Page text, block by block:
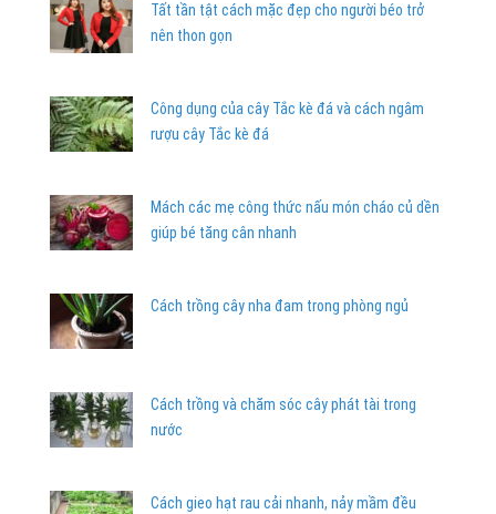
Tất tần tật cách mặc đẹp cho người béo trở
nên thon gọn
Công dụng của cây Tắc kè đá và cách ngâm
rượu cây Tắc kè đá
Mách các mẹ công thức nấu món cháo củ dền
giúp bé tăng cân nhanh
Cách trồng cây nha đam trong phòng ngủ
Cách trồng và chăm sóc cây phát tài trong
nước
Cách gieo hạt rau cải nhanh, nảy mầm đều